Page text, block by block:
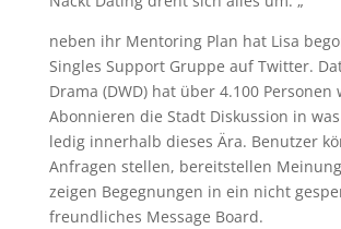
neben ihr Mentoring Plan hat Lisa
Singles Support Gruppe auf Twitter.
Drama (DWD) hat über 4.100 Personen
Abonnieren die Stadt Diskussion in
ledig innerhalb dieses Ära. Benutzer
Anfragen stellen, bereitstellen
zeigen Begegnungen in ein nicht
freundliches Message Board.